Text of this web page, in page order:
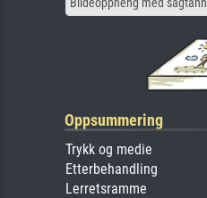
Oppsummering
Trykk og medie
Etterbehandling
Lerretsramme